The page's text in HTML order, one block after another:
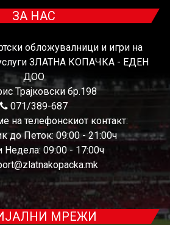
ЗА НАС
обложувалници и игри на
услуги ЗЛАТНА КОПАЧКА - ЕДЕН
ДОО
Трајковски бр.198
071/389-687
на телефонскиот контакт:
до Петок: 09:00 - 21:00ч
Недела: 09:00 - 17:00ч
МРЕЖИ